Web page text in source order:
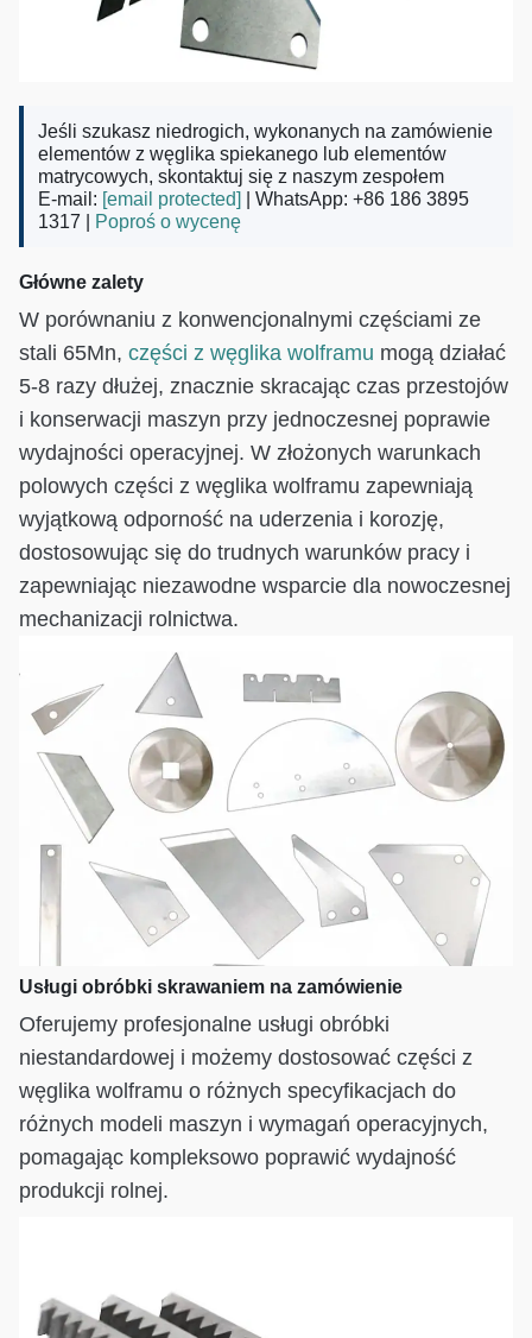
Jeśli szukasz niedrogich, wykonanych na zamówienie
elementów z węglika spiekanego lub elementów
matrycowych, skontaktuj się z naszym zespołem
E-mail: [email protected]
| WhatsApp: +86 186 3895
1317 |
Poproś o wycenę
Główne zalety
W porównaniu z konwencjonalnymi częściami ze
stali 65Mn, części z węglika wolframu mogą działać
5-8 razy dłużej, znacznie skracając czas przestojów
i konserwacji maszyn przy jednoczesnej poprawie
wydajności operacyjnej. W złożonych warunkach
polowych części z węglika wolframu zapewniają
wyjątkową odporność na uderzenia i korozję,
dostosowując się do trudnych warunków pracy i
zapewniając niezawodne wsparcie dla nowoczesnej
mechanizacji rolnictwa.
Usługi obróbki skrawaniem na zamówienie
Oferujemy profesjonalne usługi obróbki
niestandardowej i możemy dostosować części z
węglika wolframu o różnych specyfikacjach do
różnych modeli maszyn i wymagań operacyjnych,
pomagając kompleksowo poprawić wydajność
produkcji rolnej.